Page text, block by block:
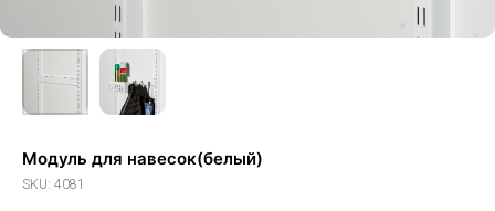
Модуль для навесок(белый)
SKU: 4081